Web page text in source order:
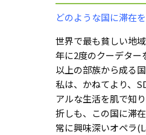
どのような国に滞在
世界で最も貧しい地
年に2度のクーデター
以上の部族から成る
私は、かねてより、
アルな生活を肌で知
折しも、この国に滞
常に興味深いオペラ